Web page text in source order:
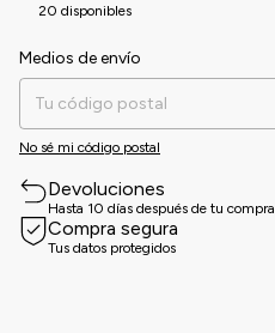
20 disponibles
Entregas para el CP:
Medios de envío
No sé mi código postal
Devoluciones
Hasta 10 días después de tu compra
Compra segura
Tus datos protegidos